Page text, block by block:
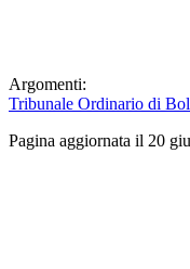
Argomenti:
Tribunale Ordinario di
Pagina aggiornata il 20